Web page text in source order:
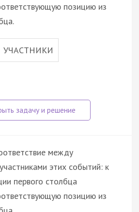
позицию из
УЧАСТНИКИ
между
этих событий: к
первого столбца
позицию из